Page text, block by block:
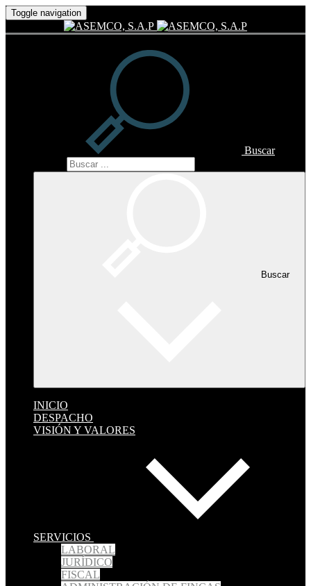
Toggle navigation
Buscar
Buscar
INICIO
DESPACHO
VISIÓN Y VALORES
SERVICIOS
LABORAL
JURÍDICO
FISCAL